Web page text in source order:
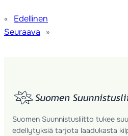
«
Edellinen
Seuraava
»
Suomen Suunnistusliitto tukee
edellytyksiä tarjota laadukasta